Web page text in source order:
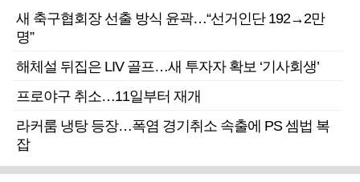
새 축구협회장 선출 방식 윤곽…“선거인단 192→2만
명”
해체설 뒤집은 LIV 골프…새 투자자 확보 ‘기사회생’
프로야구 취소…11일부터 재개
라커룸 냉탕 등장…폭염 경기취소 속출에 PS 셈법 복
잡